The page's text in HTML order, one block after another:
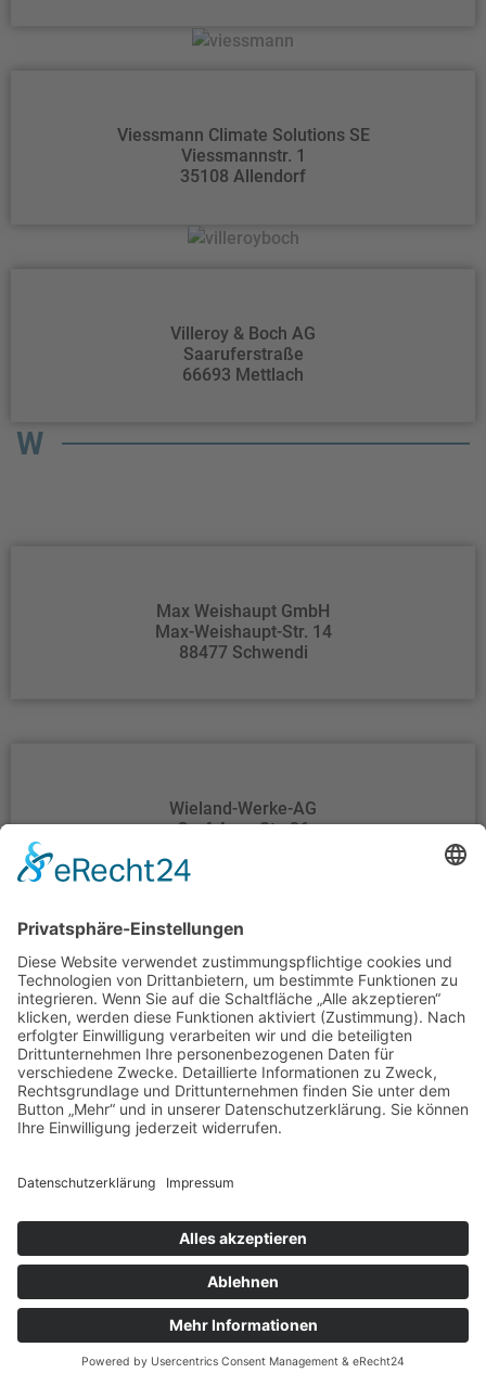
Viessmann Climate Solutions SE
Viessmannstr. 1
35108 Allendorf
Villeroy & Boch AG
Saaruferstraße
66693 Mettlach
W
Max Weishaupt GmbH
Max-Weishaupt-Str. 14
88477 Schwendi
Wieland-Werke-AG
Graf-Arco-Str. 36
WILO SE
Nortkirchenstraße 100
44263 Dortmund
Rittweg 55-57
72070 Tübingen-Hirschau
Z